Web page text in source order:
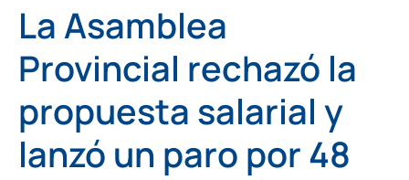
La Asamblea
Provincial rechazó la
propuesta salarial y
lanzó un paro por 48